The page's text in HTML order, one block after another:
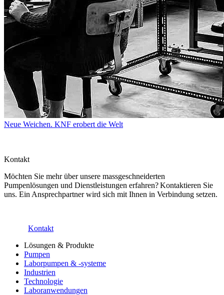
Neue Weichen. KNF erobert die Welt
Kontakt
Möchten Sie mehr über unsere massgeschneiderten
Pumpenlösungen und Dienstleistungen erfahren? Kontaktieren Sie
uns. Ein Ansprechpartner wird sich mit Ihnen in Verbindung setzen.
Kontakt
Lösungen & Produkte
Pumpen
Laborpumpen & -systeme
Industrien
Technologie
Laboranwendungen